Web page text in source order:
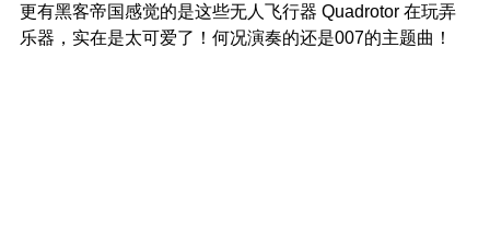
更有黑客帝国感觉的是这些无人飞行器 Quadrotor 在玩弄
乐器，实在是太可爱了！何况演奏的还是007的主题曲！